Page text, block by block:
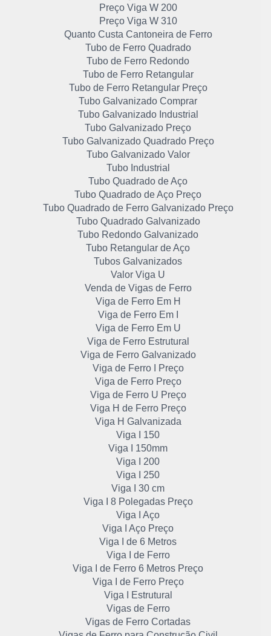
Preço Viga W 200
Preço Viga W 310
Quanto Custa Cantoneira de Ferro
Tubo de Ferro Quadrado
Tubo de Ferro Redondo
Tubo de Ferro Retangular
Tubo de Ferro Retangular Preço
Tubo Galvanizado Comprar
Tubo Galvanizado Industrial
Tubo Galvanizado Preço
Tubo Galvanizado Quadrado Preço
Tubo Galvanizado Valor
Tubo Industrial
Tubo Quadrado de Aço
Tubo Quadrado de Aço Preço
Tubo Quadrado de Ferro Galvanizado Preço
Tubo Quadrado Galvanizado
Tubo Redondo Galvanizado
Tubo Retangular de Aço
Tubos Galvanizados
Valor Viga U
Venda de Vigas de Ferro
Viga de Ferro Em H
Viga de Ferro Em I
Viga de Ferro Em U
Viga de Ferro Estrutural
Viga de Ferro Galvanizado
Viga de Ferro I Preço
Viga de Ferro Preço
Viga de Ferro U Preço
Viga H de Ferro Preço
Viga H Galvanizada
Viga I 150
Viga I 150mm
Viga I 200
Viga I 250
Viga I 30 cm
Viga I 8 Polegadas Preço
Viga I Aço
Viga I Aço Preço
Viga I de 6 Metros
Viga I de Ferro
Viga I de Ferro 6 Metros Preço
Viga I de Ferro Preço
Viga I Estrutural
Vigas de Ferro
Vigas de Ferro Cortadas